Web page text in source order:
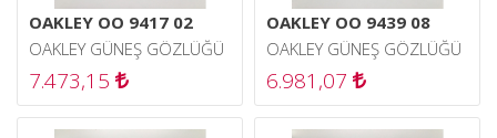
OAKLEY OO 9417 02
OAKLEY GÜNEŞ GÖZLÜĞÜ
7.473,15
OAKLEY OO 9439 08
OAKLEY GÜNEŞ GÖZLÜĞÜ
6.981,07